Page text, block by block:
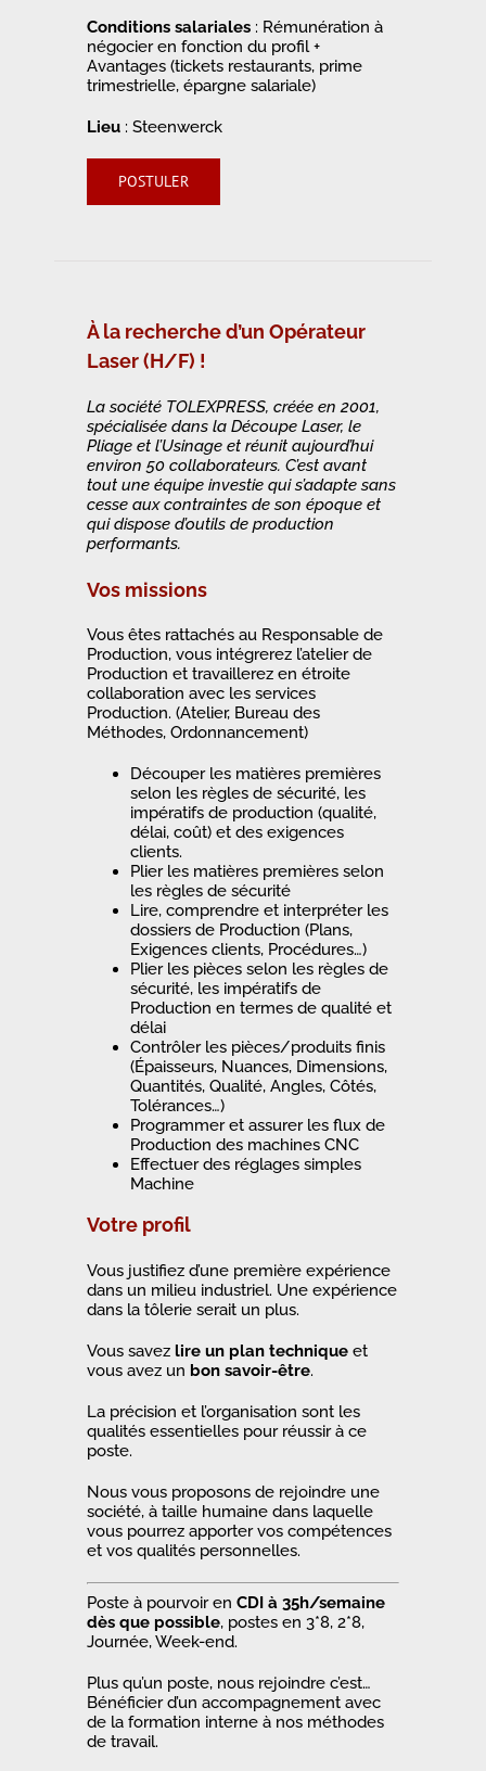
Conditions salariales : Rémunération à
négocier en fonction du profil +
Avantages (tickets restaurants, prime
trimestrielle, épargne salariale)
Lieu : Steenwerck
POSTULER
À la recherche d’un Opérateur
Laser (H/F) !
La société TOLEXPRESS, créée en 2001,
spécialisée dans la Découpe Laser, le
Pliage et l’Usinage et réunit aujourd’hui
environ 50 collaborateurs. C’est avant
tout une équipe investie qui s’adapte sans
cesse aux contraintes de son époque et
qui dispose d’outils de production
performants.
Vos missions
Vous êtes rattachés au Responsable de
Production, vous intégrerez l’atelier de
Production et travaillerez en étroite
collaboration avec les services
Production. (Atelier, Bureau des
Méthodes, Ordonnancement)
Découper les matières premières
selon les règles de sécurité, les
impératifs de production (qualité,
délai, coût) et des exigences
clients.
Plier les matières premières selon
les règles de sécurité
Lire, comprendre et interpréter les
dossiers de Production (Plans,
Exigences clients, Procédures…)
Plier les pièces selon les règles de
sécurité, les impératifs de
Production en termes de qualité et
délai
Contrôler les pièces/produits finis
(Épaisseurs, Nuances, Dimensions,
Quantités, Qualité, Angles, Côtés,
Tolérances…)
Programmer et assurer les flux de
Production des machines CNC
Effectuer des réglages simples
Machine
Votre profil
Vous justifiez d’une première expérience
dans un milieu industriel. Une expérience
dans la tôlerie serait un plus.
Vous savez lire un plan technique et
vous avez un bon savoir-être.
La précision et l’organisation sont les
qualités essentielles pour réussir à ce
poste.
Nous vous proposons de rejoindre une
société, à taille humaine dans laquelle
vous pourrez apporter vos compétences
et vos qualités personnelles.
Poste à pourvoir en CDI à 35h/semaine
dès que possible, postes en 3*8, 2*8,
Journée, Week-end.
Plus qu’un poste, nous rejoindre c’est…
Bénéficier d’un accompagnement avec
de la formation interne à nos méthodes
de travail.